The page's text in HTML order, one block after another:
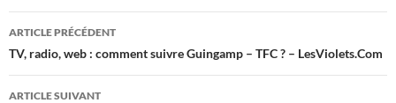
Navigation
des
articles
ARTICLE PRÉCÉDENT
TV, radio, web : comment suivre Guingamp – TFC ? – LesViolets.Com
ARTICLE SUIVANT